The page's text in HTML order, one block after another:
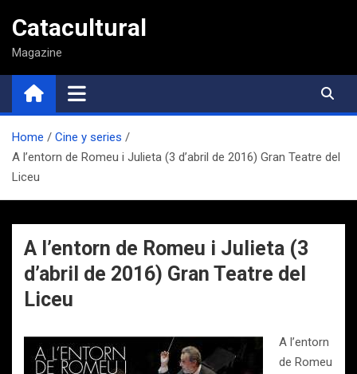
contenido
Catacultural
Magazine
Home
Cine y series
A l’entorn de Romeu i Julieta (3 d’abril de 2016) Gran Teatre del
Liceu
A l’entorn de Romeu i Julieta (3
d’abril de 2016) Gran Teatre del
Liceu
A l’entorn
de Romeu